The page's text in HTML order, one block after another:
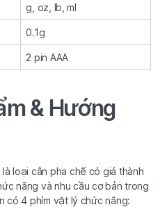
g, oz, lb, ml
0.1g
2 pin AAA
& Hướng
loại cân pha chế có giá thành
năng và nhu cầu cơ bản trong
có 4 phím vật lý chức năng: